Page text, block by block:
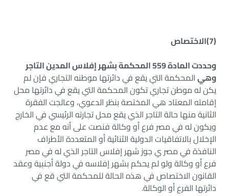
(7)الاختصاص
وحددت المادة 559 المحكمة بشهر إفلاس المدين التاجر
وهيالمحكمة التي يقع في دائرتها موطنه التجاري فإن لم
يكن له موطن تجاري تكون المحكمة التي يقع في دائرتها محل
إقامته المعتاد هي المختصة بنظر الدعوي، وعالجت الفقرة
الثانية منها حالة التاجر الذي يقع محل تجارته الرئيسي في الخارج
ويكون له في مصر فرع أو وكالة فنصت على أنه مع عدم
الإخلال بالاتفاقيات الدولية الثنائية أو المتعددة الأطراف
النافذة في مصر ي جوز شهر إفلاس التاجر الذي له في مصر
فرع أو وكالة ولو لم يحكم بشهر إفلاسه في دولة أجنبية وعقد
القانون الاختصاص في هذه الحالة للمحكمة التي قع في
دائرتها الفرع أو الوكالة.